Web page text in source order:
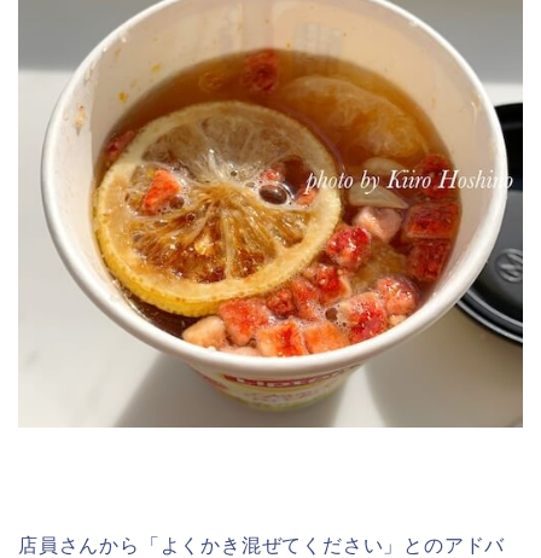
店員さんから「よくかき混ぜてください」とのアドバ